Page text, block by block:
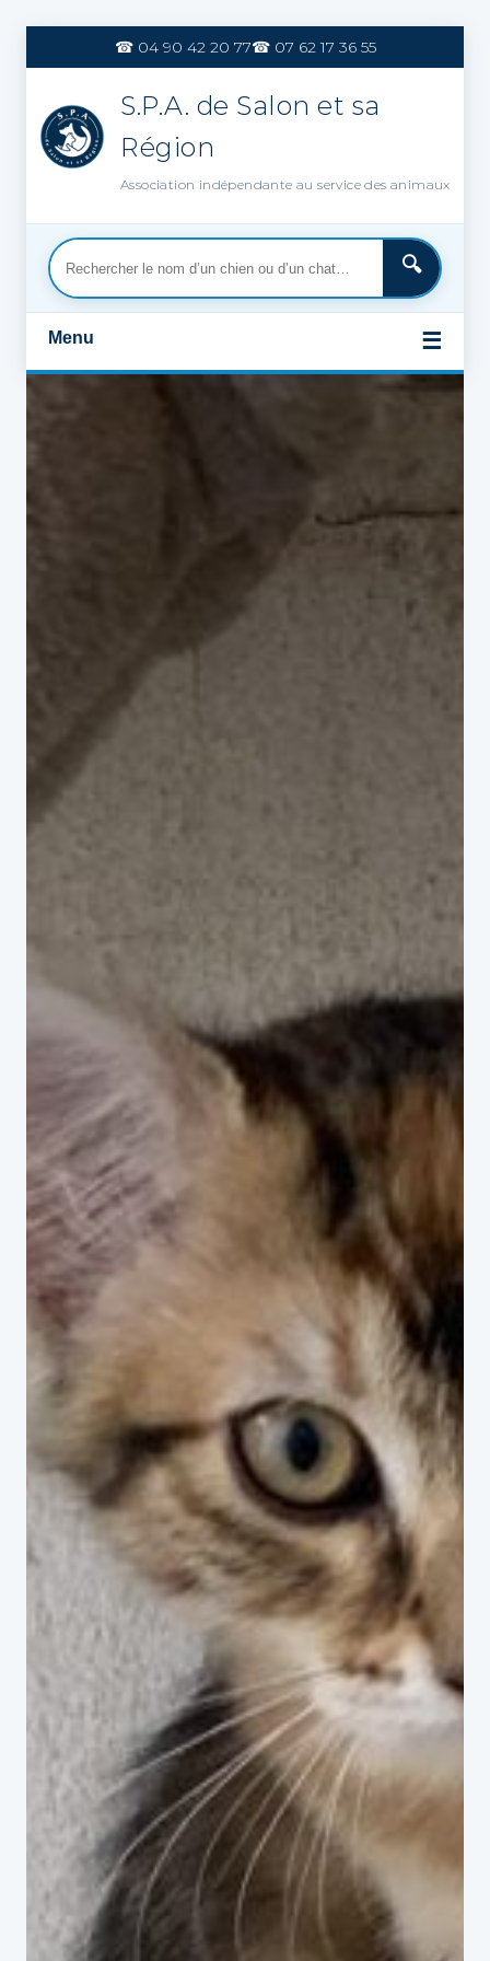
contenu
☎ 04 90 42 20 77☎ 07 62 17 36 55
S.P.A. de Salon et sa
Région
Association indépendante au service des animaux
Menu ☰